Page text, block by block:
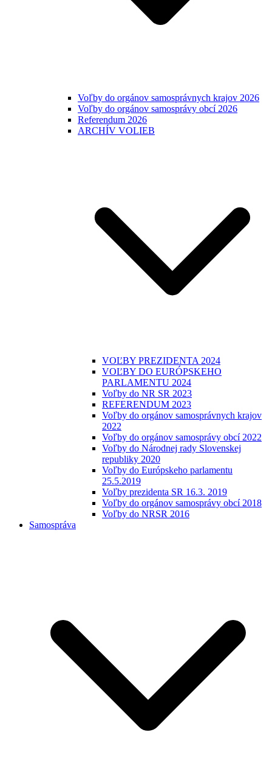
Voľby do orgánov samosprávnych krajov 2026
Voľby do orgánov samosprávy obcí 2026
Referendum 2026
ARCHÍV VOLIEB
VOĽBY PREZIDENTA 2024
VOĽBY DO EURÓPSKEHO
PARLAMENTU 2024
Voľby do NR SR 2023
REFERENDUM 2023
Voľby do orgánov samosprávnych krajov
2022
Voľby do orgánov samosprávy obcí 2022
Voľby do Národnej rady Slovenskej
republiky 2020
Voľby do Európskeho parlamentu
25.5.2019
Voľby prezidenta SR 16.3. 2019
Voľby do orgánov samosprávy obcí 2018
Voľby do NRSR 2016
Samospráva